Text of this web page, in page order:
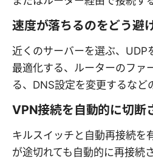
速度が落ちるのをどう避
近くのサーバーを選ぶ、UDP
最適化する、ルーターのファ
る、DNS設定を変更するなど
VPN接続を自動的に切断
キルスイッチと自動再接続を
が途切れても自動的に再接続